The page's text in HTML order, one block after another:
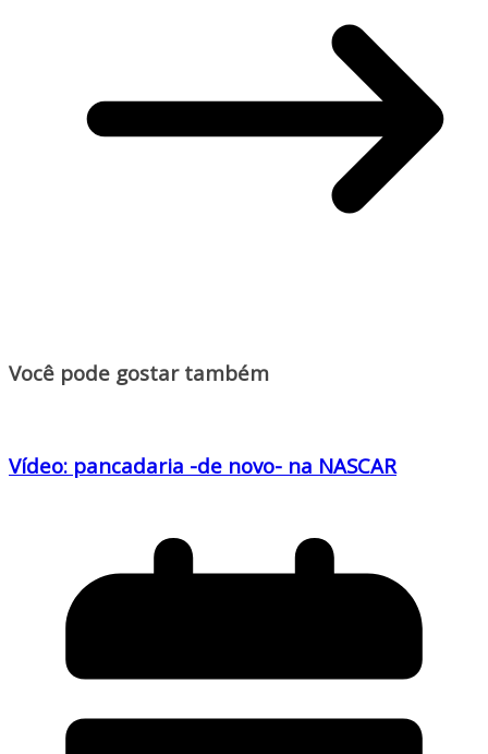
Você pode gostar também
Vídeo: pancadaria -de novo- na NASCAR